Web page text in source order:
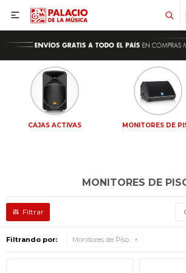

CAJAS ACTIVAS MONITORES DE
MONITORES DE
Filtrando por: Monitores de Piso